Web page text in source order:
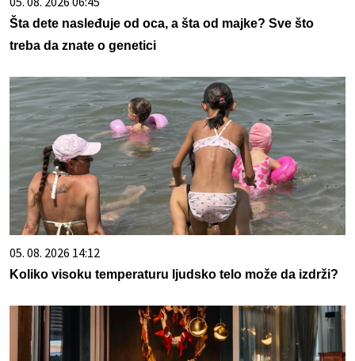
Šta dete nasleđuje od oca, a šta od majke? Sve što
treba da znate o genetici
05. 08. 2026 14:12
Koliko visoku temperaturu ljudsko telo može da izdrži?